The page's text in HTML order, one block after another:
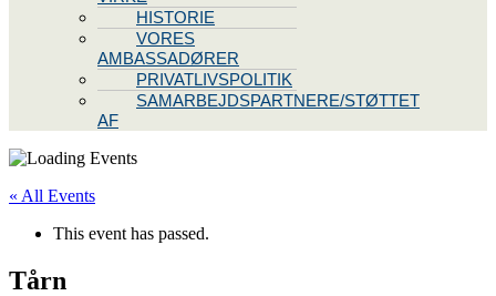
HISTORIE
VORES
AMBASSADØRER
PRIVATLIVSPOLITIK
SAMARBEJDSPARTNERE/STØTTET
AF
« All Events
This event has passed.
Tårn